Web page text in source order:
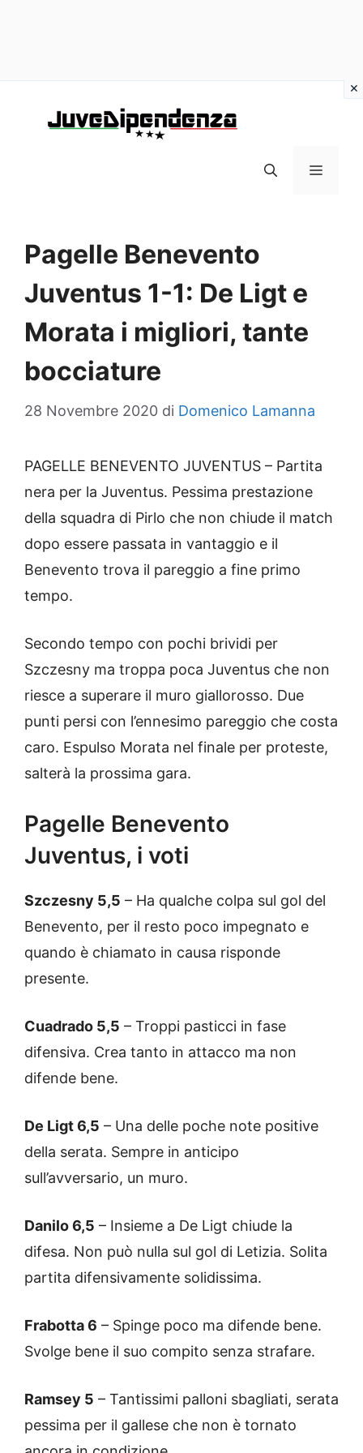
MENU
Pagelle Benevento
Juventus 1-1: De Ligt e
Morata i migliori, tante
bocciature
28 Novembre 2020 di Domenico Lamanna
PAGELLE BENEVENTO JUVENTUS – Partita
nera per la Juventus. Pessima prestazione
della squadra di Pirlo che non chiude il match
dopo essere passata in vantaggio e il
Benevento trova il pareggio a fine primo
tempo.
Secondo tempo con pochi brividi per
Szczesny ma troppa poca Juventus che non
riesce a superare il muro giallorosso. Due
punti persi con l’ennesimo pareggio che costa
caro. Espulso Morata nel finale per proteste,
salterà la prossima gara.
Pagelle Benevento
Juventus, i voti
Szczesny 5,5 – Ha qualche colpa sul gol del
Benevento, per il resto poco impegnato e
quando è chiamato in causa risponde
presente.
Cuadrado 5,5 – Troppi pasticci in fase
difensiva. Crea tanto in attacco ma non
difende bene.
De Ligt 6,5 – Una delle poche note positive
della serata. Sempre in anticipo
sull’avversario, un muro.
Danilo 6,5 – Insieme a De Ligt chiude la
difesa. Non può nulla sul gol di Letizia. Solita
partita difensivamente solidissima.
Frabotta 6 – Spinge poco ma difende bene.
Svolge bene il suo compito senza strafare.
Ramsey 5 – Tantissimi palloni sbagliati, serata
pessima per il gallese che non è tornato